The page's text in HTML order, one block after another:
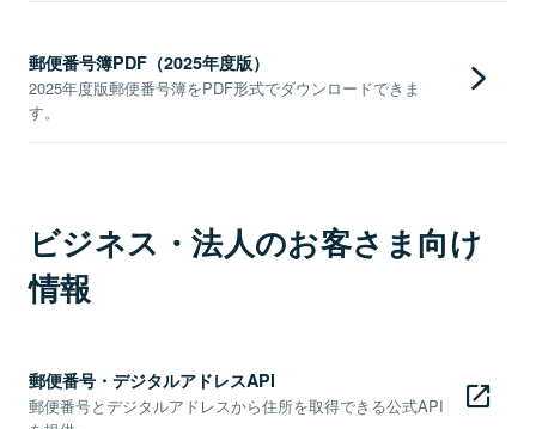
郵便番号簿PDF（2025年度版）
2025年度版郵便番号簿をPDF形式でダウンロードできま
す。
ビジネス・法人のお客さま向け
情報
郵便番号・デジタルアドレスAPI
郵便番号とデジタルアドレスから住所を取得できる公式API